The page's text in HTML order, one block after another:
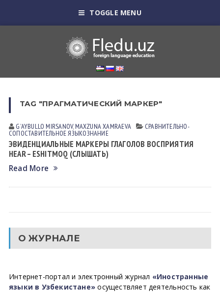
TOGGLE MENU
TAG "ПРАГМАТИЧЕСКИЙ МАРКЕР"
GʼAYBULLO MIRSАNOV, MAXZUNA XАMRАEVА СРАВНИТЕЛЬНО-
СОПОСТАВИТЕЛЬНОЕ ЯЗЫКОЗНАНИЕ
ЭВИДЕНЦИАЛЬНЫЕ МАРКЕРЫ ГЛАГОЛОВ ВОСПРИЯТИЯ
HEAR – ESHITMOQ (СЛЫШАТЬ)
Read More
О ЖУРНАЛЕ
Интернет-портал и электронный журнал «Иностранные
языки в Узбекистане» осуществляет деятельность как